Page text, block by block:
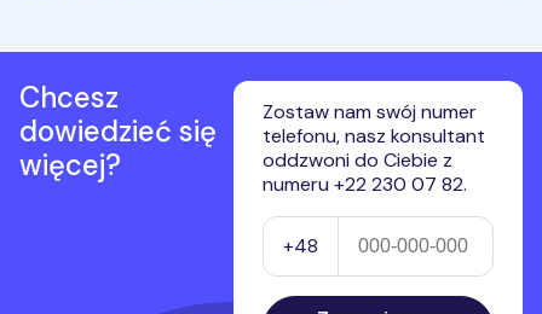
Chcesz
dowiedzieć się
więcej?
Zostaw nam swój numer
telefonu, nasz konsultant
oddzwoni do Ciebie z
numeru +22 230 07 82.
Numer telefonu
+48